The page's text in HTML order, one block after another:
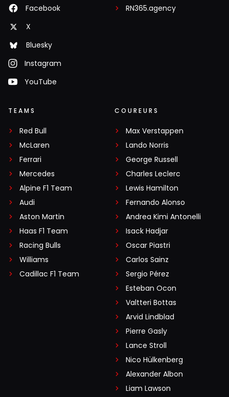
Facebook
X
Bluesky
Instagram
YouTube
RN365.agency
TEAMS
Red Bull
McLaren
Ferrari
Mercedes
Alpine F1 Team
Audi
Aston Martin
Haas F1 Team
Racing Bulls
Williams
Cadillac F1 Team
COUREURS
Max Verstappen
Lando Norris
George Russell
Charles Leclerc
Lewis Hamilton
Fernando Alonso
Andrea Kimi Antonelli
Isack Hadjar
Oscar Piastri
Carlos Sainz
Sergio Pérez
Esteban Ocon
Valtteri Bottas
Arvid Lindblad
Pierre Gasly
Lance Stroll
Nico Hülkenberg
Alexander Albon
Liam Lawson